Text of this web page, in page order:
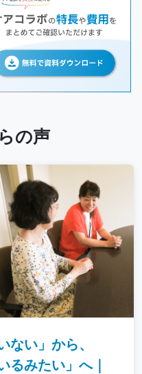
の声
ない」から、
るみたい」へ｜